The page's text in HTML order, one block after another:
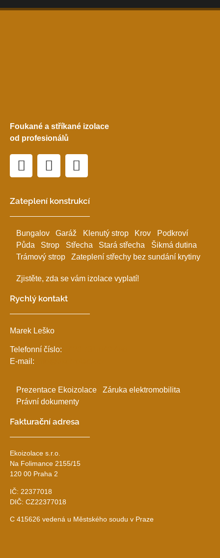
Foukané a stříkané izolace
od profesionálů
Zateplení konstrukcí
Bungalov Garáž Klenutý strop Krov
Podkroví
Půda
Strop Střecha Stará střecha
Šikmá dutina
Trámový strop
Zateplení střechy bez sundání krytiny
Zjistěte, zda se vám izolace vyplatí!
Rychlý kontakt
Marek Leško
Telefonní číslo:
E-mail:
Prezentace Ekoizolace
Záruka elektromobilita
Právní dokumenty
Fakturační adresa
Ekoizolace s.r.o.
Na Folimance 2155/15
120 00 Praha 2
IČ: 22377018
DIČ: CZ22377018
C 415626 vedená u Městského soudu v Praze